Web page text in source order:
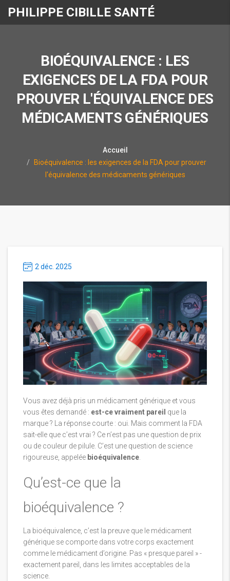
PHILIPPE CIBILLE SANTÉ
BIOÉQUIVALENCE : LES
EXIGENCES DE LA FDA POUR
PROUVER L'ÉQUIVALENCE DES
MÉDICAMENTS GÉNÉRIQUES
Accueil
Bioéquivalence : les exigences de la FDA pour prouver
l'équivalence des médicaments génériques
2 déc. 2025
Vous avez déjà pris un médicament générique et vous
vous êtes demandé : est-ce vraiment pareil que la
marque ? La réponse courte : oui. Mais comment la FDA
sait-elle que c’est vrai ? Ce n’est pas une question de prix
ou de couleur de pilule. C’est une question de science
rigoureuse, appelée bioéquivalence.
Qu’est-ce que la
bioéquivalence ?
La bioéquivalence, c’est la preuve que le médicament
générique se comporte dans votre corps exactement
comme le médicament d’origine. Pas « presque pareil » -
exactement pareil, dans les limites acceptables de la
science.